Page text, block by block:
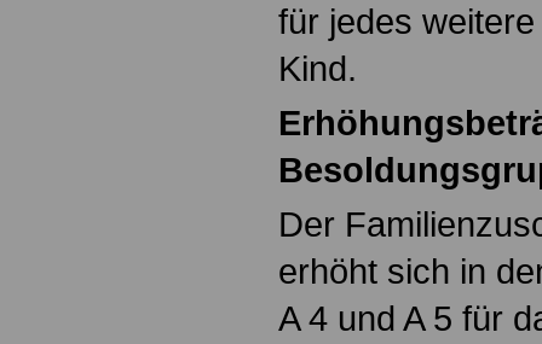
für jedes
Kind.
Der
erhöht sich in
A 4 und A 5 für